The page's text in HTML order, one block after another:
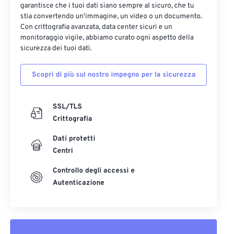
garantisce che i tuoi dati siano sempre al sicuro, che tu
stia convertendo un'immagine, un video o un documento.
Con crittografia avanzata, data center sicuri e un
monitoraggio vigile, abbiamo curato ogni aspetto della
sicurezza dei tuoi dati.
Scopri di più sul nostro impegno per la sicurezza
SSL/TLS
Crittografia
Dati protetti
Centri
Controllo degli accessi e
Autenticazione